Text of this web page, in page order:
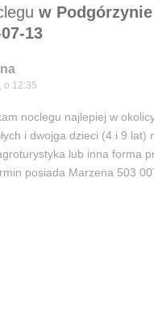
w Podgórzynie
13
o 12:35
noclegu najlepiej w
i dwojga dzieci (4 i 9 lat)
lub inna forma
posiada Marzena 503